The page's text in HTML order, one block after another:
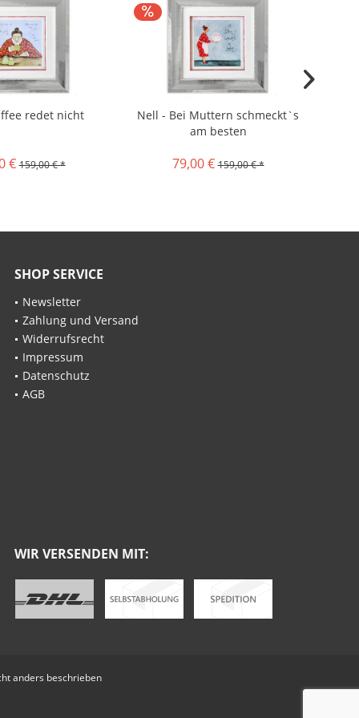
redet nicht
€ 159,00 € *
Nell - Bei Muttern schmeckt`s
am besten
79,00 € 159,00 € *
SHOP SERVICE
Newsletter
Zahlung und Versand
Widerrufsrecht
Impressum
Datenschutz
AGB
WIR VERSENDEN MIT:
anders beschrieben